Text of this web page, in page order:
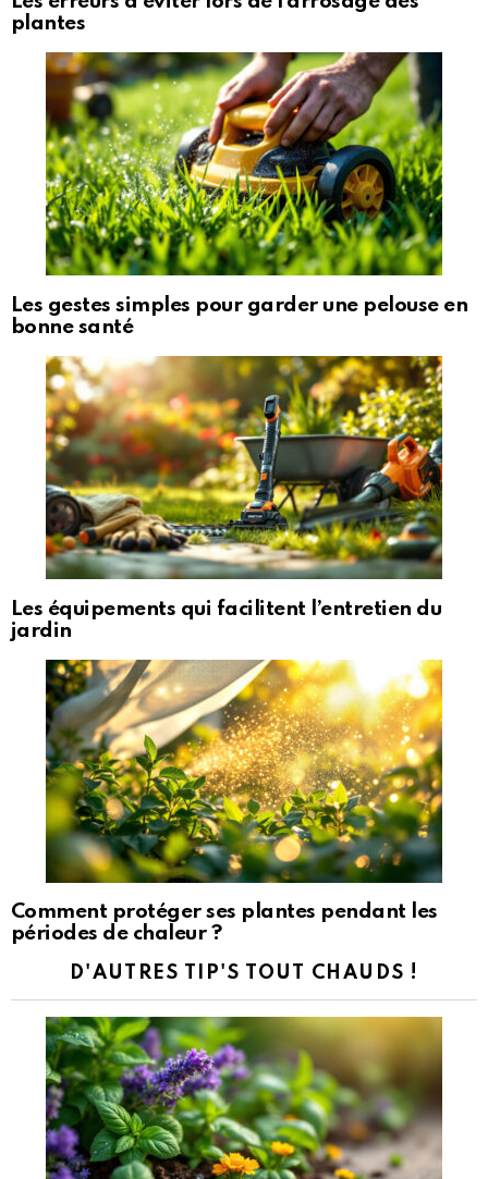
plantes
Les gestes simples pour garder une pelouse en
bonne santé
Les équipements qui facilitent l’entretien du
jardin
Comment protéger ses plantes pendant les
périodes de chaleur ?
D'AUTRES TIP'S TOUT CHAUDS !